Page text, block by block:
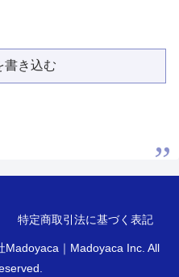
書き込む
特定商取引法に基づく表記
｜Madoyaca Inc. All